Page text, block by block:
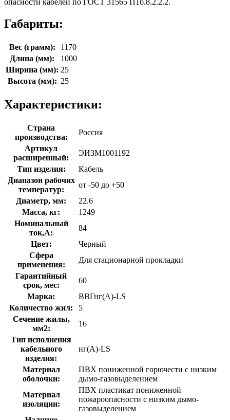
Габариты:
Вес (грамм):
1170
Длина (мм):
1000
Ширина (мм): 25
Высота (мм): 25
Характеристики:
Страна
производства:
Россия
Артикул
расширенный:
ЭИЗМ1001192
Тип изделия:
Кабель
Диапазон рабочих
температур:
от -50 до +50
Диаметр, мм:
22.6
Масса, кг:
1249
Номинальный
ток,А:
84
Цвет:
Черный
Сфера
применения:
Для стационарной прокладки
Гарантийный
срок, мес:
60
Марка:
ВВГнг(A)-LS
Количество жил:
5
Сечение жилы,
мм2:
16
Тип исполнения
кабельного
изделия:
нг(A)-LS
Материал
оболочки:
ПВХ пониженной горючести с низким
дымо-газовыделением
Материал
изоляции:
ПВХ пластикат пониженной
пожароопасности с низким дымо-
газовыделением